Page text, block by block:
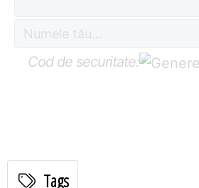
Cod de securitate:
Tags